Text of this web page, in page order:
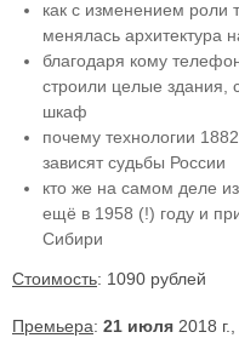
как с изменением роли
менялась архитектура
благодаря кому
строили целые здания,
шкаф
почему технологии
зависят судьбы России
кто же на самом деле
ещё в 1958 (!) году и
Сибири
Стоимость: 1090 рублей
Премьера: 21 июля 2018